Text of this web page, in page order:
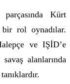
Kürt
bir rol oynadılar.
ve IŞİD’e
alanlarında